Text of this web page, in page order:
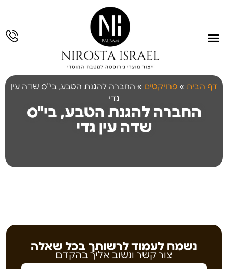
דף הבית » פרויקטים » החברה להגנת הטבע, בי"ס שדה עין
גדי
החברה להגנת הטבע, בי"ס
שדה עין גדי
נשמח לעמוד לרשותך בכל שאלה
צור קשר ונשוב אליך בהקדם